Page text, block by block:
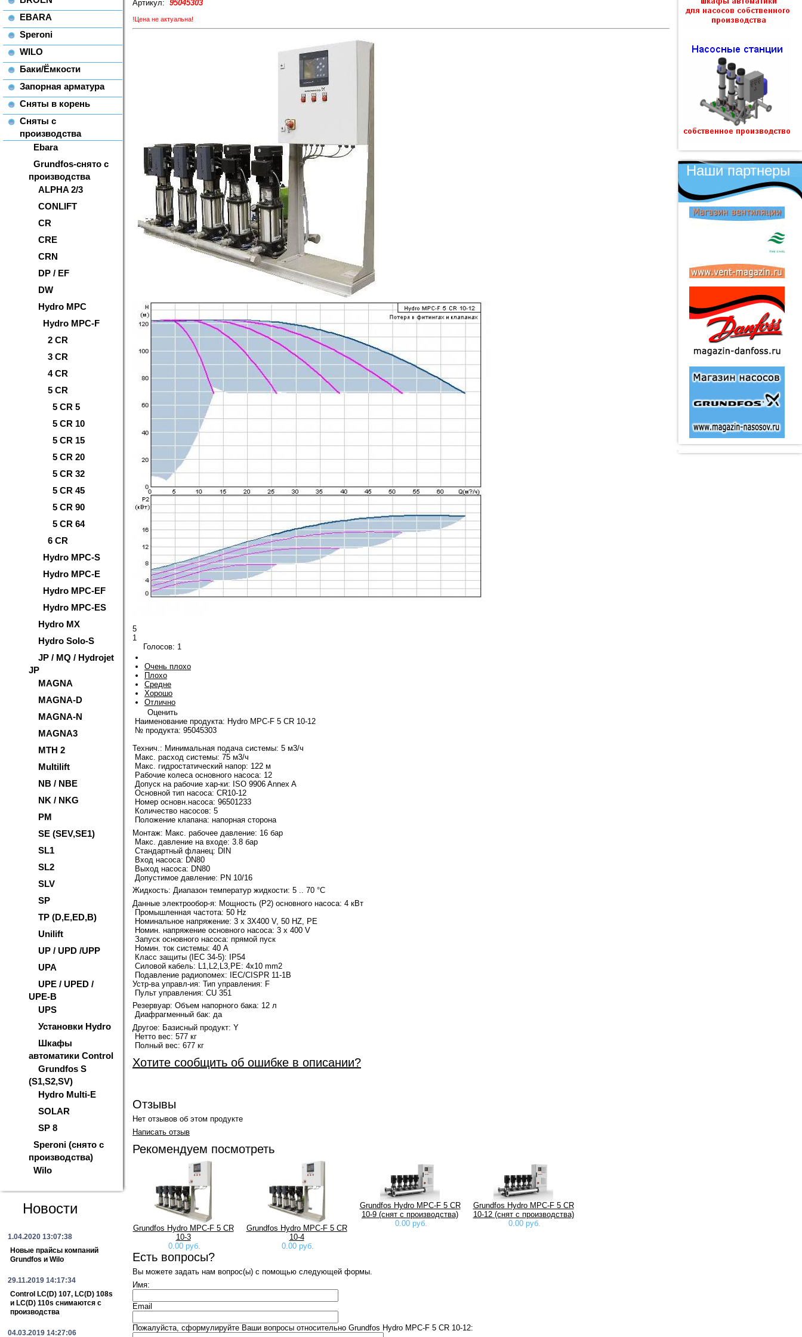
EBARA
Speroni
WILO
Баки/Ёмкости
Запорная арматура
Сняты в корень
Сняты с
производства
Ebara
Grundfos-снято с
производства
ALPHA 2/3
CONLIFT
CR
CRE
CRN
DP / EF
DW
Hydro MPC
Hydro MPC-F
2 CR
3 CR
4 CR
5 CR
5 CR 5
5 CR 10
5 CR 15
5 CR 20
5 CR 32
5 CR 45
5 CR 90
5 СR 64
6 CR
Hydro MPC-S
Hydro MPC-E
Hydro MPC-EF
Hydro MPC-ES
Hydro MX
Hydro Solo-S
JP / MQ / Hydrojet
JP
MAGNA
MAGNA-D
MAGNA-N
MAGNA3
MTH 2
Multilift
NB / NBE
NK / NKG
PM
SE (SEV,SE1)
SL1
SL2
SLV
SP
TP (D,E,ED,B)
Unilift
UP / UPD /UPP
UPA
UPE / UPED /
UPE-B
UPS
Установки Hydro
Шкафы
автоматики Control
Grundfos S
(S1,S2,SV)
Hydro Multi-E
SOLAR
SP 8
Speroni (снято с
производства)
Wilo
Новости
1.04.2020 13:07:38
Новые прайсы компаний
Grundfos и Wilo
29.11.2019 14:17:34
Control LC(D) 107, LC(D) 108s
и LC(D) 110s снимаются с
производства
04.03.2019 14:27:06
Наши партнеры
Артикул: 95045303
!Цена не актуальна!
5
1
Голосов: 1
Очень плохо
Плохо
Средне
Хорошо
Отлично
Оценить
Наименование продукта: Hydro MPC-F 5 CR 10-12
№ продукта: 95045303
Технич.: Минимальная подача системы: 5 м3/ч
Макс. расход системы: 75 м3/ч
Макс. гидростатический напор: 122 м
Рабочие колеса основного насоса: 12
Допуск на рабочие хар-ки: ISO 9906 Annex A
Основной тип насоса: CR10-12
Номер основн.насоса: 96501233
Количество насосов: 5
Положение клапана: напорная сторона
Монтаж: Макс. рабочее давление: 16 бар
Макс. давление на входе: 3.8 бар
Стандартный фланец: DIN
Вход насоса: DN80
Выход насоса: DN80
Допустимое давление: PN 10/16
Жидкость: Диапазон температур жидкости: 5 .. 70 °C
Данные электрообор-я: Мощность (Р2) основного насоса: 4 кВт
Промышленная частота: 50 Hz
Номинальное напряжение: 3 x 3X400 V, 50 HZ, PE
Номин. напряжение основного насоса: 3 x 400 V
Запуск основного насоса: прямой пуск
Номин. ток системы: 40 A
Класс защиты (IEC 34-5): IP54
Силовой кабель: L1,L2,L3,PE: 4x10 mm2
Подавление радиопомех: IEC/CISPR 11-1B
Устр-ва управл-ия: Тип управления: F
Пульт управления: CU 351
Резервуар: Объем напорного бака: 12 л
Диафрагменный бак: да
Другое: Базисный продукт: Y
Нетто вес: 577 кг
Полный вес: 677 кг
Хотите сообщить об ошибке в описании?
Отзывы
Нет отзывов об этом продукте
Написать отзыв
Рекомендуем посмотреть
Grundfos Hydro MPC-F 5 CR
10-3
0.00 руб.
Grundfos Hydro MPC-F 5 CR
10-4
0.00 руб.
Grundfos Hydro MPC-F 5 CR
10-9 (снят с производства)
0.00 руб.
Grundfos Hydro MPC-F 5 CR
10-12 (снят с производства)
0.00 руб.
Есть вопросы?
Вы можете задать нам вопрос(ы) с помощью следующей формы.
Имя:
Email
Пожалуйста, сформулируйте Ваши вопросы относительно Grundfos Hydro MPC-F 5 CR 10-12: